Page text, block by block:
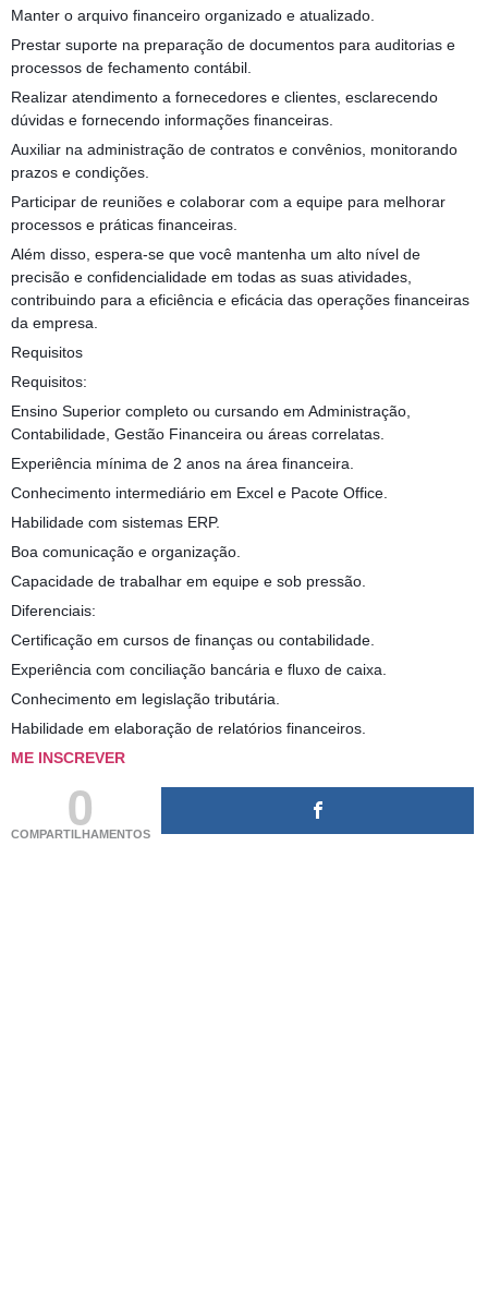
Manter o arquivo financeiro organizado e atualizado.
Prestar suporte na preparação de documentos para auditorias e
processos de fechamento contábil.
Realizar atendimento a fornecedores e clientes, esclarecendo
dúvidas e fornecendo informações financeiras.
Auxiliar na administração de contratos e convênios, monitorando
prazos e condições.
Participar de reuniões e colaborar com a equipe para melhorar
processos e práticas financeiras.
Além disso, espera-se que você mantenha um alto nível de
precisão e confidencialidade em todas as suas atividades,
contribuindo para a eficiência e eficácia das operações financeiras
da empresa.
Requisitos
Requisitos:
Ensino Superior completo ou cursando em Administração,
Contabilidade, Gestão Financeira ou áreas correlatas.
Experiência mínima de 2 anos na área financeira.
Conhecimento intermediário em Excel e Pacote Office.
Habilidade com sistemas ERP.
Boa comunicação e organização.
Capacidade de trabalhar em equipe e sob pressão.
Diferenciais:
Certificação em cursos de finanças ou contabilidade.
Experiência com conciliação bancária e fluxo de caixa.
Conhecimento em legislação tributária.
Habilidade em elaboração de relatórios financeiros.
ME INSCREVER
0
COMPARTILHAMENTOS